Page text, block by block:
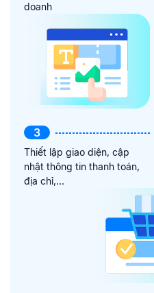
doanh
3
Thiết lập giao diện, cập
nhật thông tin thanh toán,
địa chỉ,...